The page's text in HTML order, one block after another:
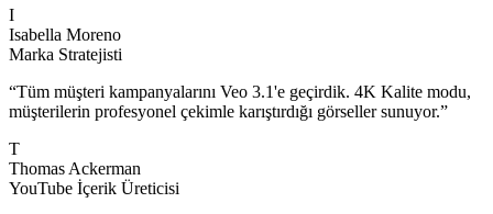
I
Isabella Moreno
Marka Stratejisti
“Tüm müşteri kampanyalarını Veo 3.1'e geçirdik. 4K Kalite modu,
müşterilerin profesyonel çekimle karıştırdığı görseller sunuyor.”
T
Thomas Ackerman
YouTube İçerik Üreticisi